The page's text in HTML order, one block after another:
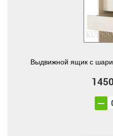
Выдвижной ящик с